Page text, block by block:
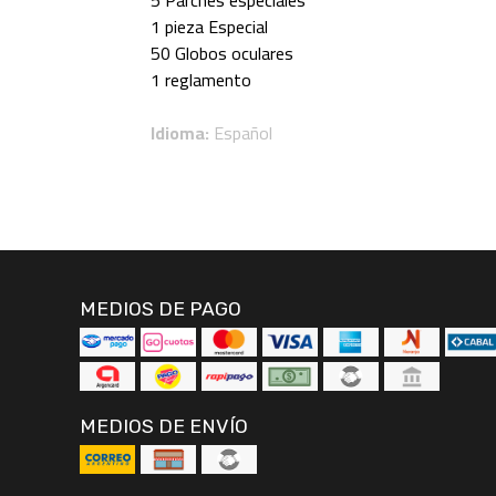
1 pieza Especial
50 Globos oculares
1 reglamento
Idioma: Español
MEDIOS DE PAGO
MEDIOS DE ENVÍO